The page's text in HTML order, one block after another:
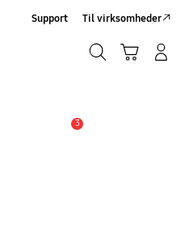
Support Til virksomheder
3